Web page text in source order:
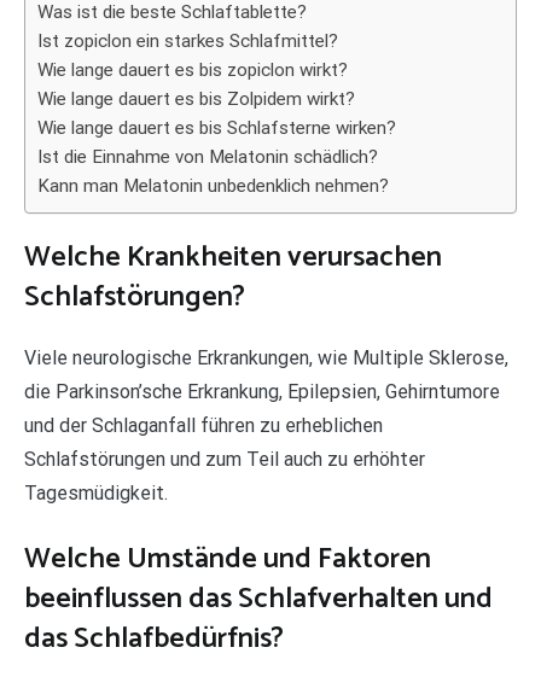
Was ist die beste Schlaftablette?
Ist zopiclon ein starkes Schlafmittel?
Wie lange dauert es bis zopiclon wirkt?
Wie lange dauert es bis Zolpidem wirkt?
Wie lange dauert es bis Schlafsterne wirken?
Ist die Einnahme von Melatonin schädlich?
Kann man Melatonin unbedenklich nehmen?
Welche Krankheiten verursachen
Schlafstörungen?
Viele neurologische Erkrankungen, wie Multiple Sklerose,
die Parkinson’sche Erkrankung, Epilepsien, Gehirntumore
und der Schlaganfall führen zu erheblichen
Schlafstörungen und zum Teil auch zu erhöhter
Tagesmüdigkeit.
Welche Umstände und Faktoren
beeinflussen das Schlafverhalten und
das Schlafbedürfnis?